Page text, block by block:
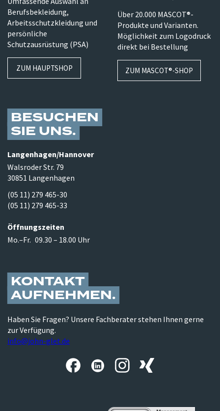
Berufsbekleidung,
Arbeitsschutzkleidung und
persönliche
Schutzausrüstung (PSA)
ZUM HAUPTSHOP
Über 20.000 MASCOT®-
Produkte und Varianten.
Möglichkeit zum Logodruck
direkt bei Bestellung
ZUM MASCOT®-SHOP
BESUCHEN
SIE UNS
Langenhagen/​Hannover
Walsroder Str. 79
30851 Langenhagen
(05 11) 279 465-30
(05 11) 279 465-33
Öffnungszeiten
Mo.–Fr. 09.30 – 18.00 Uhr
KONTAKT
AUFNEHMEN
Haben Sie Fragen? Unsere Fachberater stehen Ihnen gerne
zur Verfügung.
info@john-glet.de